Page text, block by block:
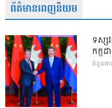
ព័ត៌មានពេញនិយម
ទស្ស
កក្កដ
ចំនួនអ